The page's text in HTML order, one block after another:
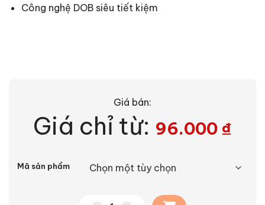
Công nghệ DOB siêu tiết kiệm
Giá bán:
Giá chỉ từ: 96.000 ₫
Mã sản phẩm